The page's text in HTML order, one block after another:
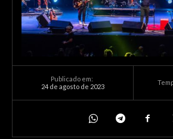
Publicado em:
24 de agosto de 2023